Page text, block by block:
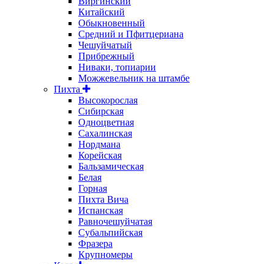
Китайский
Обыкновенный
Средний и Пфитцериана
Чешуйчатый
Прибрежный
Ниваки, топиарии
Можжевельник на штамбе
Пихта
Высокорослая
Сибирская
Одноцветная
Сахалинская
Нордмана
Корейская
Бальзамическая
Белая
Горная
Пихта Вича
Испанская
Равночешуйчатая
Субальпийская
Фразера
Крупномеры